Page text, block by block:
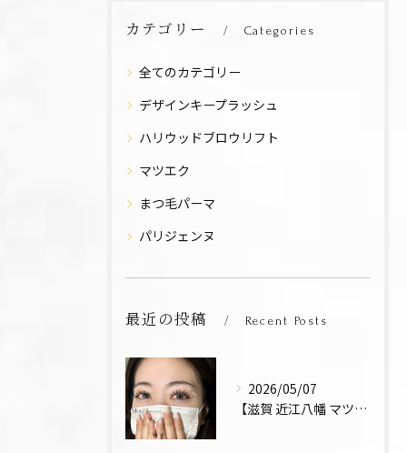
カテゴリー Categories
全てのカテゴリー
デザインキープラッシュ
ハリウッドブロウリフト
マツエク
まつ毛パーマ
パリジェンヌ
最近の投稿 Recent Posts
2026/05/07
【滋賀 近江八幡 マツエク デザインキープラッシュ 束感 お...